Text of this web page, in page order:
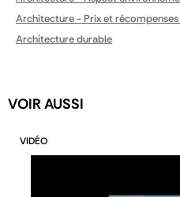
Architecture - Prix et
Architecture durable
VOIR AUSSI
VIDÉO